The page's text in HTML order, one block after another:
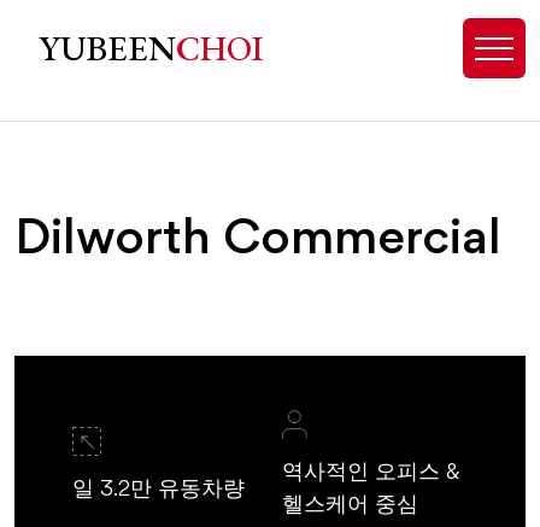
Dilworth, NC Homes for Sale -
YUBEENCHOI
Dilworth Commercial
일 3.2만 유동차량
역사적인 오피스 &
헬스케어 중심